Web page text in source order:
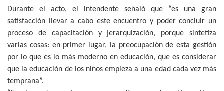
Durante el acto, el intendente señaló que “es una gran
satisfacción llevar a cabo este encuentro y poder concluir un
proceso de capacitación y jerarquización, porque sintetiza
varias cosas: en primer lugar, la preocupación de esta gestión
por lo que es lo más moderno en educación, que es considerar
que la educación de los niños empieza a una edad cada vez más
temprana”.